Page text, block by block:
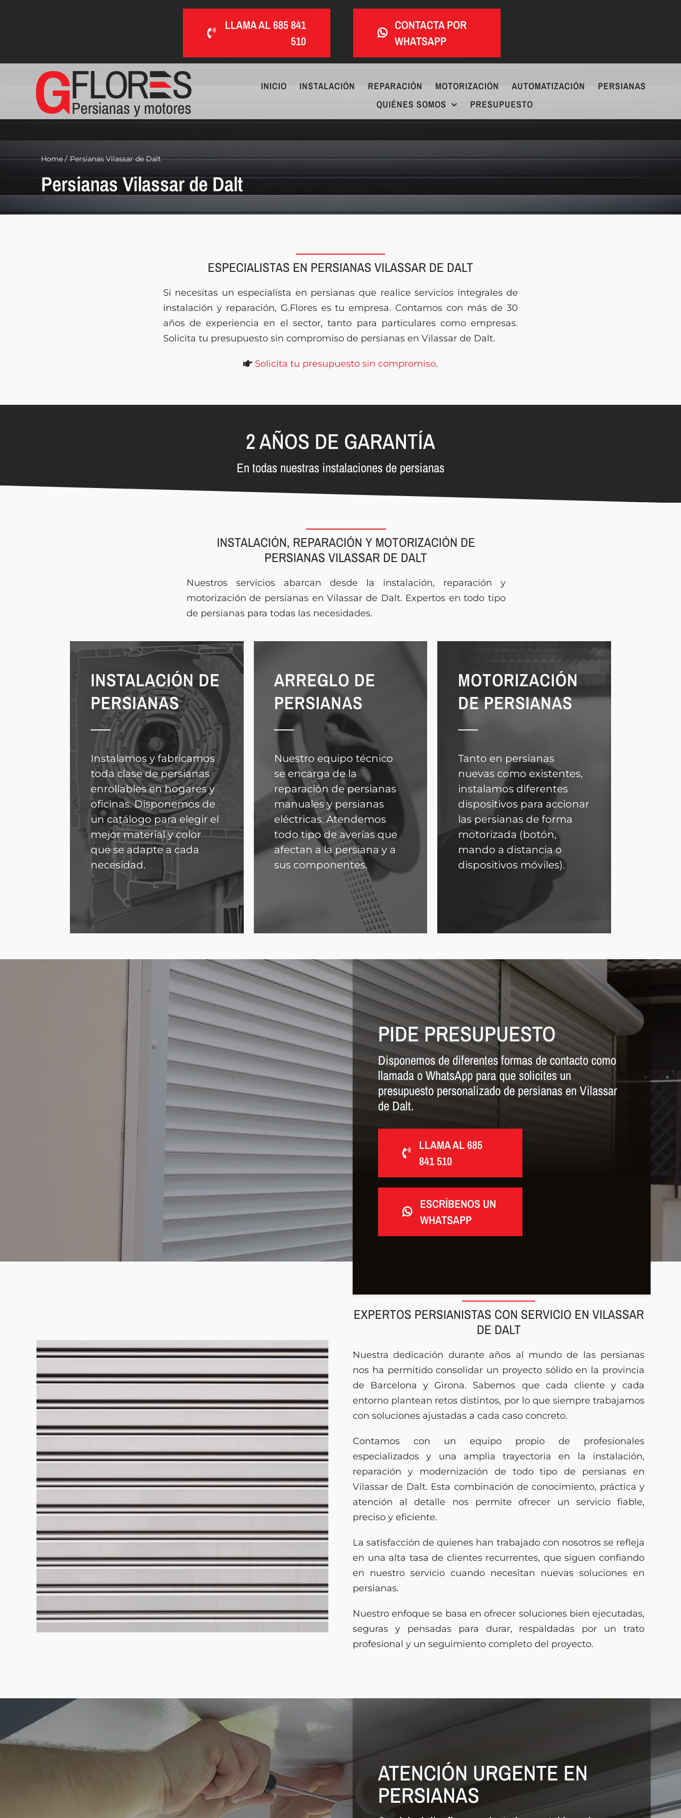
LLAMA AL 685 841
510
CONTACTA POR
WHATSAPP
INICIO INSTALACIÓN REPARACIÓN MOTORIZACIÓN AUTOMATIZACIÓN
PERSIANAS
QUIÉNES SOMOS
PRESUPUESTO
Home Persianas Vilassar de Dalt
Persianas Vilassar de Dalt
ESPECIALISTAS EN PERSIANAS VILASSAR DE DALT
Si necesitas un especialista en persianas que realice servicios integrales de
instalación y reparación, G.Flores es tu empresa. Contamos con más de 30
años de experiencia en el sector, tanto para particulares como empresas.
Solicita tu presupuesto sin compromiso de persianas en Vilassar de Dalt.
Solicita tu presupuesto sin compromiso.
2 AÑOS DE GARANTÍA
En todas nuestras instalaciones de persianas
INSTALACIÓN, REPARACIÓN Y MOTORIZACIÓN DE
PERSIANAS VILASSAR DE DALT
Nuestros servicios abarcan desde la instalación, reparación y
motorización de persianas en Vilassar de Dalt. Expertos en todo tipo
de persianas para todas las necesidades.
INSTALACIÓN DE
PERSIANAS
Instalamos y fabricamos
toda clase de persianas
enrollables en hogares y
oficinas. Disponemos de
un catálogo para elegir el
mejor material y color
que se adapte a cada
necesidad.
ARREGLO DE
PERSIANAS
Nuestro equipo técnico
se encarga de la
reparación de persianas
manuales y persianas
eléctricas. Atendemos
todo tipo de averías que
afectan a la persiana y a
sus componentes.
MOTORIZACIÓN
DE PERSIANAS
Tanto en persianas
nuevas como existentes,
instalamos diferentes
dispositivos para accionar
las persianas de forma
motorizada (botón,
mando a distancia o
dispositivos móviles).
PIDE PRESUPUESTO
Disponemos de diferentes formas de contacto como
llamada o WhatsApp para que solicites un
presupuesto personalizado de persianas en Vilassar
de Dalt.
LLAMA AL 685
841 510
ESCRÍBENOS UN
WHATSAPP
EXPERTOS PERSIANISTAS CON SERVICIO EN VILASSAR
DE DALT
Nuestra dedicación durante años al mundo de las persianas
nos ha permitido consolidar un proyecto sólido en la provincia
de Barcelona y Girona. Sabemos que cada cliente y cada
entorno plantean retos distintos, por lo que siempre trabajamos
con soluciones ajustadas a cada caso concreto.
Contamos con un equipo propio de profesionales
especializados y una amplia trayectoria en la instalación,
reparación y modernización de todo tipo de persianas en
Vilassar de Dalt. Esta combinación de conocimiento, práctica y
atención al detalle nos permite ofrecer un servicio fiable,
preciso y eficiente.
La satisfacción de quienes han trabajado con nosotros se refleja
en una alta tasa de clientes recurrentes, que siguen confiando
en nuestro servicio cuando necesitan nuevas soluciones en
persianas.
Nuestro enfoque se basa en ofrecer soluciones bien ejecutadas,
seguras y pensadas para durar, respaldadas por un trato
profesional y un seguimiento completo del proyecto.
ATENCIÓN URGENTE EN
PERSIANAS